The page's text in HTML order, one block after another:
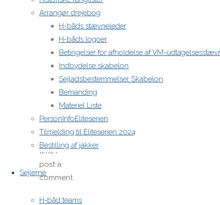
Arrangør drejebog
H-båds stævneleder
H-båds logoer
Betingelser for afholdelse af VM-
Indbydelse skabelon
Sejladsbestemmelser Skabelon
Bemanding
Materiel Liste
PersonInfoEliteserien
Tilmelding til Eliteserien 2024
Bestilling af jakker
Sejlerne
H-båd teams
Website
Save
my name,
email,
and site
URL in my
browser
for next
time I
post a
comment.